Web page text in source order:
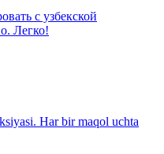
с узбекской
Легко!
Har bir maqol uchta